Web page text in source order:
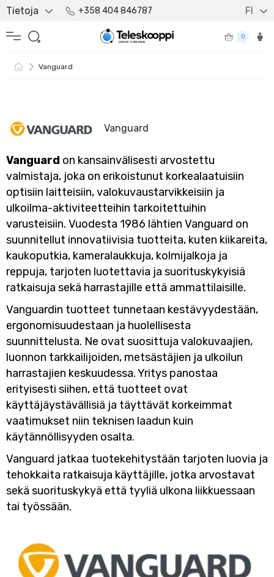
Tietoja +358 404 846787 FI
0
Vanguard
Vanguard
Vanguard on kansainvälisesti arvostettu
valmistaja, joka on erikoistunut korkealaatuisiin
optisiin laitteisiin, valokuvaustarvikkeisiin ja
ulkoilma-aktiviteetteihin tarkoitettuihin
varusteisiin. Vuodesta 1986 lähtien Vanguard on
suunnitellut innovatiivisia tuotteita, kuten kiikareita,
kaukoputkia, kameralaukkuja, kolmijalkoja ja
reppuja, tarjoten luotettavia ja suorituskykyisiä
ratkaisuja sekä harrastajille että ammattilaisille.
Vanguardin tuotteet tunnetaan kestävyydestään,
ergonomisuudestaan ja huolellisesta
suunnittelusta. Ne ovat suosittuja valokuvaajien,
luonnon tarkkailijoiden, metsästäjien ja ulkoilun
harrastajien keskuudessa. Yritys panostaa
erityisesti siihen, että tuotteet ovat
käyttäjäystävällisiä ja täyttävät korkeimmat
vaatimukset niin teknisen laadun kuin
käytännöllisyyden osalta.
Vanguard jatkaa tuotekehitystään tarjoten luovia ja
tehokkaita ratkaisuja käyttäjille, jotka arvostavat
sekä suorituskykyä että tyyliä ulkona liikkuessaan
tai työssään.